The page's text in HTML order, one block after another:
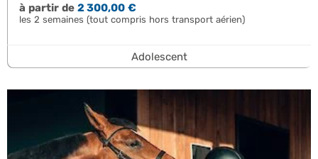
à partir de2 300,00 €
les 2 semaines (tout compris hors transport aérien)
Adolescent